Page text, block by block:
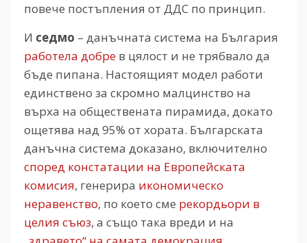
повече постъпления от ДДС по принцип.
И седмо – данъчната система на България
работела добре в цялост и не трябвало да
бъде пипана. Настоящият модел работи
единствено за скромно малцинство на
върха на обществената пирамида, докато
ощетява над 95% от хората. Българската
данъчна система доказано, включително
според констатации на Европейската
комисия, генерира икономическо
неравенство, по което сме рекордьори в
целия съюз, а също така вреди и на